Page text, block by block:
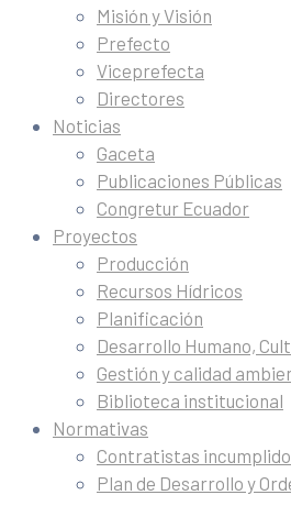
Misión y Visión
Prefecto
Viceprefecta
Directores
Noticias
Gaceta
Publicaciones Públicas
Congretur Ecuador
Proyectos
Producción
Recursos Hídricos
Planificación
Desarrollo Humano,
Gestión y calidad
Biblioteca institucional
Normativas
Contratistas
Plan de Desarrollo y